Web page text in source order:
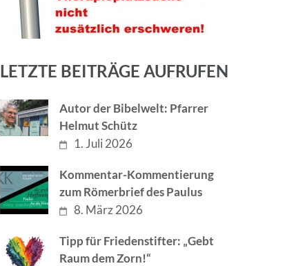
LETZTE BEITRÄGE AUFRUFEN
Autor der Bibelwelt: Pfarrer
Helmut Schütz
1. Juli 2026
Kommentar-Kommentierung
zum Römerbrief des Paulus
8. März 2026
Tipp für Friedenstifter: „Gebt
Raum dem Zorn!“